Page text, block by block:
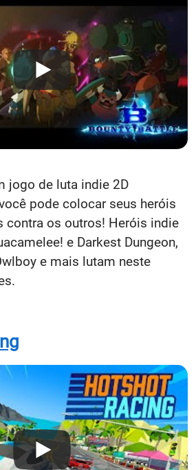
jogo de luta indie 2D
pode colocar seus heróis
contra os outros! Heróis indie
e Darkest Dungeon,
e mais lutam neste